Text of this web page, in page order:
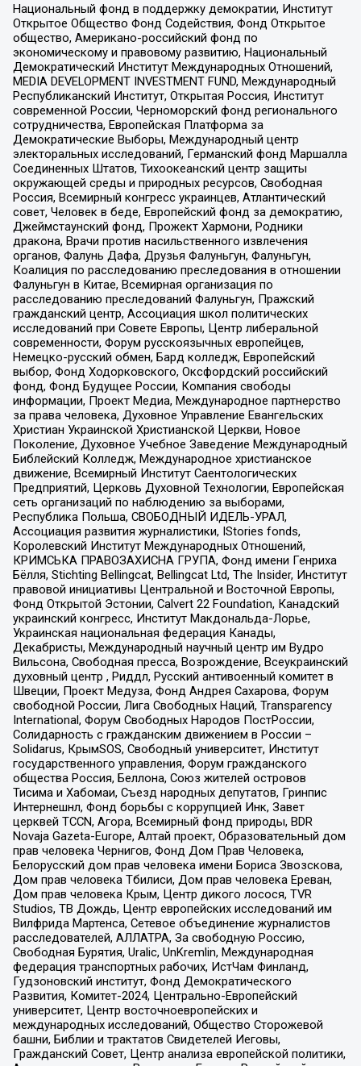
Национальный фонд в поддержку демократии, Институт
Открытое Общество Фонд Содействия, Фонд Открытое
общество, Американо-российский фонд по
экономическому и правовому развитию, Национальный
Демократический Институт Международных Отношений,
MEDIA DEVELOPMENT INVESTMENT FUND, Международный
Республиканский Институт, Открытая Россия, Институт
современной России, Черноморский фонд регионального
сотрудничества, Европейская Платформа за
Демократические Выборы, Международный центр
электоральных исследований, Германский фонд Маршалла
Соединенных Штатов, Тихоокеанский центр защиты
окружающей среды и природных ресурсов, Свободная
Россия, Всемирный конгресс украинцев, Атлантический
совет, Человек в беде, Европейский фонд за демократию,
Джеймстаунский фонд, Прожект Хармони, Родники
дракона, Врачи против насильственного извлечения
органов, Фалунь Дафа, Друзья Фалуньгун, Фалуньгун,
Коалиция по расследованию преследования в отношении
Фалуньгун в Китае, Всемирная организация по
расследованию преследований Фалуньгун, Пражский
гражданский центр, Ассоциация школ политических
исследований при Совете Европы, Центр либеральной
современности, Форум русскоязычных европейцев,
Немецко-русский обмен, Бард колледж, Европейский
выбор, Фонд Ходорковского, Оксфордский российский
фонд, Фонд Будущее России, Компания свободы
информации, Проект Медиа, Международное партнерство
за права человека, Духовное Управление Евангельских
Христиан Украинской Христианской Церкви, Новое
Поколение, Духовное Учебное Заведение Международный
Библейский Колледж, Международное христианское
движение, Всемирный Институт Саентологических
Предприятий, Церковь Духовной Технологии, Европейская
сеть организаций по наблюдению за выборами,
Республика Польша, СВОБОДНЫЙ ИДЕЛЬ-УРАЛ,
Ассоциация развития журналистики, IStories fonds,
Королевский Институт Международных Отношений,
КРИМСЬКА ПРАВОЗАХИСНА ГРУПА, Фонд имени Генриха
Бёлля, Stichting Bellingcat, Bellingcat Ltd, The Insider, Институт
правовой инициативы Центральной и Восточной Европы,
Фонд Открытой Эстонии, Calvert 22 Foundation, Канадский
украинский конгресс, Институт Макдональда-Лорье,
Украинская национальная федерация Канады,
Декабристы, Международный научный центр им Вудро
Вильсона, Свободная пресса, Возрождение, Всеукраинский
духовный центр , Риддл, Русский антивоенный комитет в
Швеции, Проект Медуза, Фонд Андрея Сахарова, Форум
свободной России, Лига Свободных Наций, Transparеncy
International, Форум Свободных Народов ПостРоссии,
Солидарность с гражданским движением в России –
Solidarus, КрымSOS, Свободный университет, Институт
государственного управления, Форум гражданского
общества Россия, Беллона, Союз жителей островов
Тисима и Хабомаи, Съезд народных депутатов, Гринпис
Интернешнл, Фонд борьбы с коррупцией Инк, Завет
церквей TCCN, Агора, Всемирный фонд природы, BDR
Novaja Gazeta-Europe, Алтай проект, Образовательный дом
прав человека Чернигов, Фонд Дом Прав Человека,
Белорусский дом прав человека имени Бориса Звозскова,
Дом прав человека Тбилиси, Дом прав человека Ереван,
Дом прав человека Крым, Центр дикого лосося, TVR
Studios, ТВ Дождь, Центр европейских исследований им
Вилфрида Мартенса, Сетевое объединение журналистов
расследователей, АЛЛАТРА, За свободную Россию,
Свободная Бурятия, Uralic, UnKremlin, Международная
федерация транспортных рабочих, ИстЧам Финланд,
Гудзоновский институт, Фонд Демократического
Развития, Комитет-2024, Центрально-Европейский
университет, Центр восточноевропейских и
международных исследований, Общество Сторожевой
башни, Библии и трактатов Свидетелей Иеговы,
Гражданский Совет, Центр анализа европейской политики,